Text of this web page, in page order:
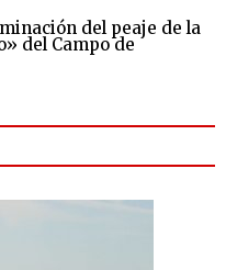
del peaje de la
del Campo de